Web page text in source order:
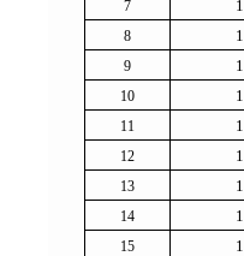
7
8
9
10
11
12
13
14
15